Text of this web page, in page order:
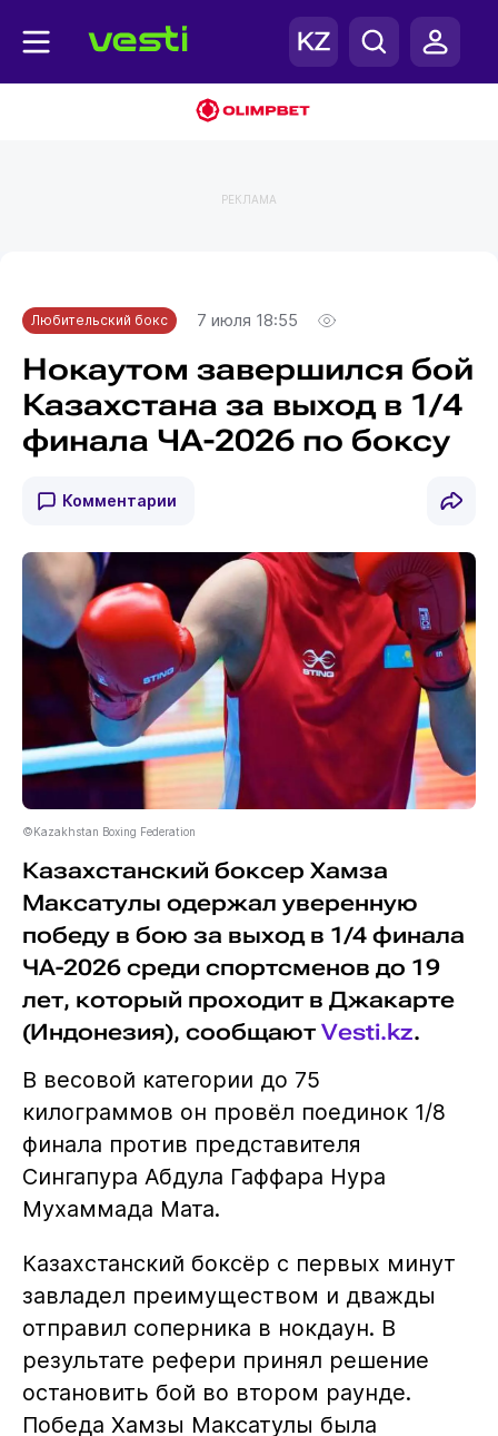
РЕКЛАМА
Любительский бокс 7 июля 18:55
Нокаутом завершился бой
Казахстана за выход в 1/4
финала ЧА-2026 по боксу
Комментарии
©Kazakhstan Boxing Federation
Казахстанский боксер Хамза
Максатулы одержал уверенную
победу в бою за выход в 1/4 финала
ЧА-2026 среди спортсменов до 19
лет, который проходит в Джакарте
(Индонезия), сообщают Vesti.kz.
В весовой категории до 75
килограммов он провёл поединок 1/8
финала против представителя
Сингапура Абдула Гаффара Нура
Мухаммада Мата.
Казахстанский боксёр с первых минут
завладел преимуществом и дважды
отправил соперника в нокдаун. В
результате рефери принял решение
остановить бой во втором раунде.
Победа Хамзы Максатулы была